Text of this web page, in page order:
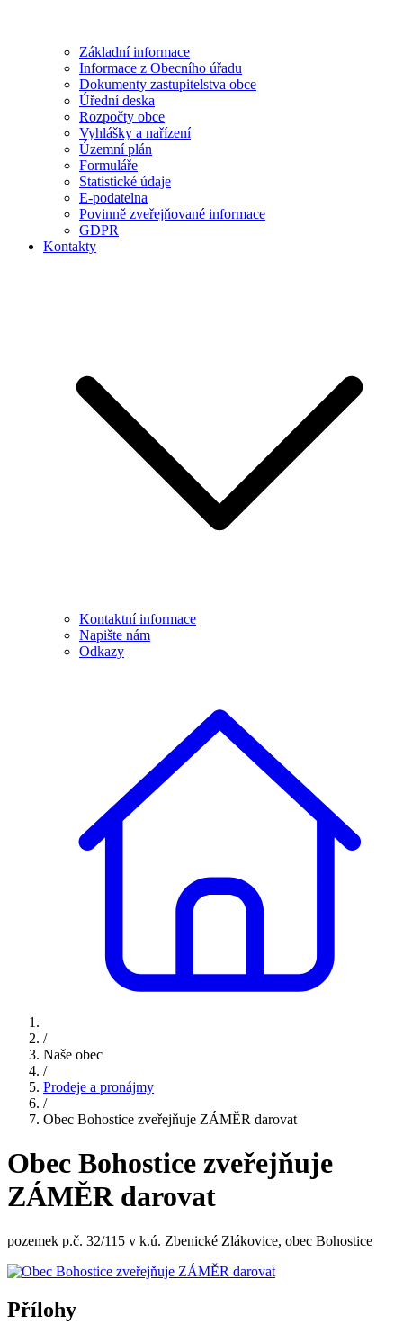
Základní informace
Informace z Obecního úřadu
Dokumenty zastupitelstva obce
Úřední deska
Rozpočty obce
Vyhlášky a nařízení
Územní plán
Formuláře
Statistické údaje
E-podatelna
Povinně zveřejňované informace
GDPR
Kontakty
Kontaktní informace
Napište nám
Odkazy
/
Naše obec
/
Prodeje a pronájmy
/
Obec Bohostice zveřejňuje ZÁMĚR darovat
Obec Bohostice zveřejňuje
ZÁMĚR darovat
pozemek p.č. 32/115 v k.ú. Zbenické Zlákovice, obec Bohostice
Přílohy